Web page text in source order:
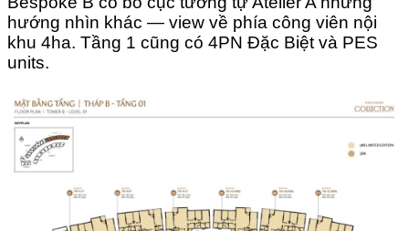
hướng nhìn khác — view về phía công viên nội
khu 4ha. Tầng 1 cũng có 4PN Đặc Biệt và PES
units.